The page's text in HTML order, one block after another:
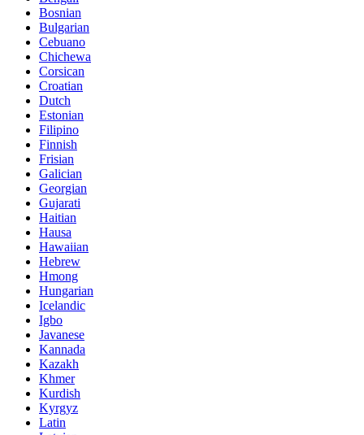
Bosnian
Bulgarian
Cebuano
Chichewa
Corsican
Croatian
Dutch
Estonian
Filipino
Finnish
Frisian
Galician
Georgian
Gujarati
Haitian
Hausa
Hawaiian
Hebrew
Hmong
Hungarian
Icelandic
Igbo
Javanese
Kannada
Kazakh
Khmer
Kurdish
Kyrgyz
Latin